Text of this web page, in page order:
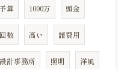
予算 1000万 頭金
回数 高い 諸費用
設計事務所 照明 洋風